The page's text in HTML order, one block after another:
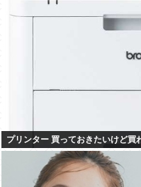
プリンター 買っておきたいけど買